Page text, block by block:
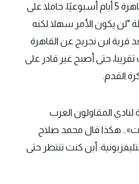
استمر صلاح في التوجه إلى القاهرة 5 أيام أسبوعيًا، حاملا على
"لن يكون الأمر سهلا لكنه
قرية ابن نجريج عن القاهرة
حوالي 4 ساعات تقريبا، حتى أصبح غير قادر على
القدم.
لنادي المقاولون العرب
هكذا قال محمد صلاح
أين كنت تنتظر حتى